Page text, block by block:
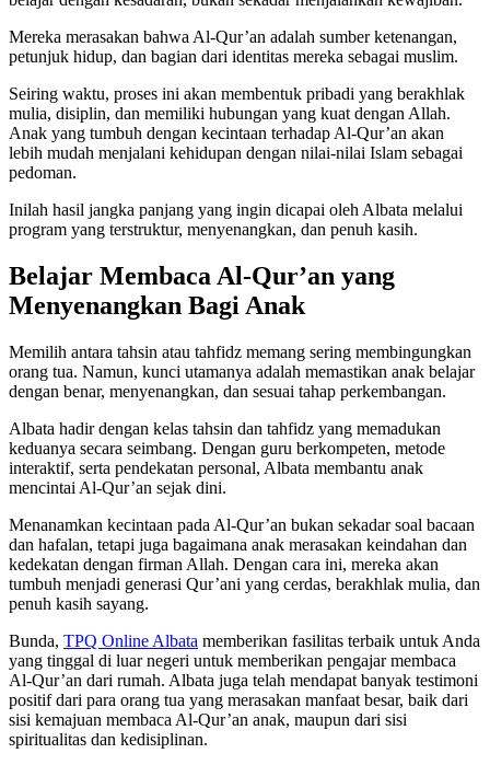
Mereka merasakan bahwa Al-Qur’an adalah sumber ketenangan,
petunjuk hidup, dan bagian dari identitas mereka sebagai muslim.
Seiring waktu, proses ini akan membentuk pribadi yang berakhlak
mulia, disiplin, dan memiliki hubungan yang kuat dengan Allah.
Anak yang tumbuh dengan kecintaan terhadap Al-Qur’an akan
lebih mudah menjalani kehidupan dengan nilai-nilai Islam sebagai
pedoman.
Inilah hasil jangka panjang yang ingin dicapai oleh Albata melalui
program yang terstruktur, menyenangkan, dan penuh kasih.
Belajar Membaca Al-Qur’an yang
Menyenangkan Bagi Anak
Memilih antara tahsin atau tahfidz memang sering membingungkan
orang tua. Namun, kunci utamanya adalah memastikan anak belajar
dengan benar, menyenangkan, dan sesuai tahap perkembangan.
Albata hadir dengan kelas tahsin dan tahfidz yang memadukan
keduanya secara seimbang. Dengan guru berkompeten, metode
interaktif, serta pendekatan personal, Albata membantu anak
mencintai Al-Qur’an sejak dini.
Menanamkan kecintaan pada Al-Qur’an bukan sekadar soal bacaan
dan hafalan, tetapi juga bagaimana anak merasakan keindahan dan
kedekatan dengan firman Allah. Dengan cara ini, mereka akan
tumbuh menjadi generasi Qur’ani yang cerdas, berakhlak mulia, dan
penuh kasih sayang.
Bunda, TPQ Online Albata memberikan fasilitas terbaik untuk Anda
yang tinggal di luar negeri untuk memberikan pengajar membaca
Al-Qur’an dari rumah. Albata juga telah mendapat banyak testimoni
positif dari para orang tua yang merasakan manfaat besar, baik dari
sisi kemajuan membaca Al-Qur’an anak, maupun dari sisi
spiritualitas dan kedisiplinan.